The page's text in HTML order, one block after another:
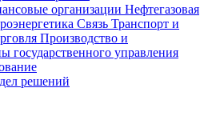
организации Нефтегазовая
Связь Транспорт и
Производство и
государственного управления
решений